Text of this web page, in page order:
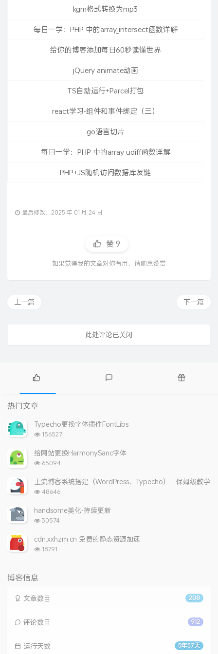
kgm格式转换为mp3
每日一学：PHP 中的array_intersect函数详解
给你的博客添加每日60秒读懂世界
jQuery animate动画
TS自动运行+Parcel打包
react学习-组件和事件绑定（三）
go语言切片
每日一学：PHP 中的array_udiff函数详解
PHP+JS随机访问数据库友链
最后修改：2025 年 01 月 24 日
赞 9
如果觉得我的文章对你有用，请随意赞赏
下一篇
上一篇
此处评论已关闭
文
章
论
热门文章
Typecho更换字体插件FontLibs
浏
次
数:
156527
给网站更换HarmonySanc字体
浏
次
数:
65094
主流博客系统搭建（WordPress、Typecho） - 保姆级教学
浏
次
数:
48646
handsome美化-持续更新
浏
次
数:
30574
cdn.xxhzm.cn 免费的静态资源加速
浏
18791
博客信息
208
文章数目
912
评论数目
5年37天
运行天数